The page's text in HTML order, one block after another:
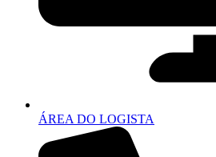
ÁREA DO LOGISTA